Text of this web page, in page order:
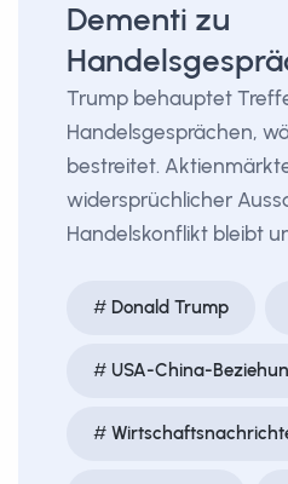
Dementi zu
Trump behauptet
Handelsgesprächen,
bestreitet.
widersprüchlicher
Handelskonflikt bleibt
Donald Trump
USA-China-